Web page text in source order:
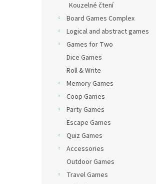
Kouzelné čtení
Board Games Complex
Logical and abstract games
Games for Two
Dice Games
Roll & Write
Memory Games
Coop Games
Party Games
Escape Games
Quiz Games
Accessories
Outdoor Games
Travel Games